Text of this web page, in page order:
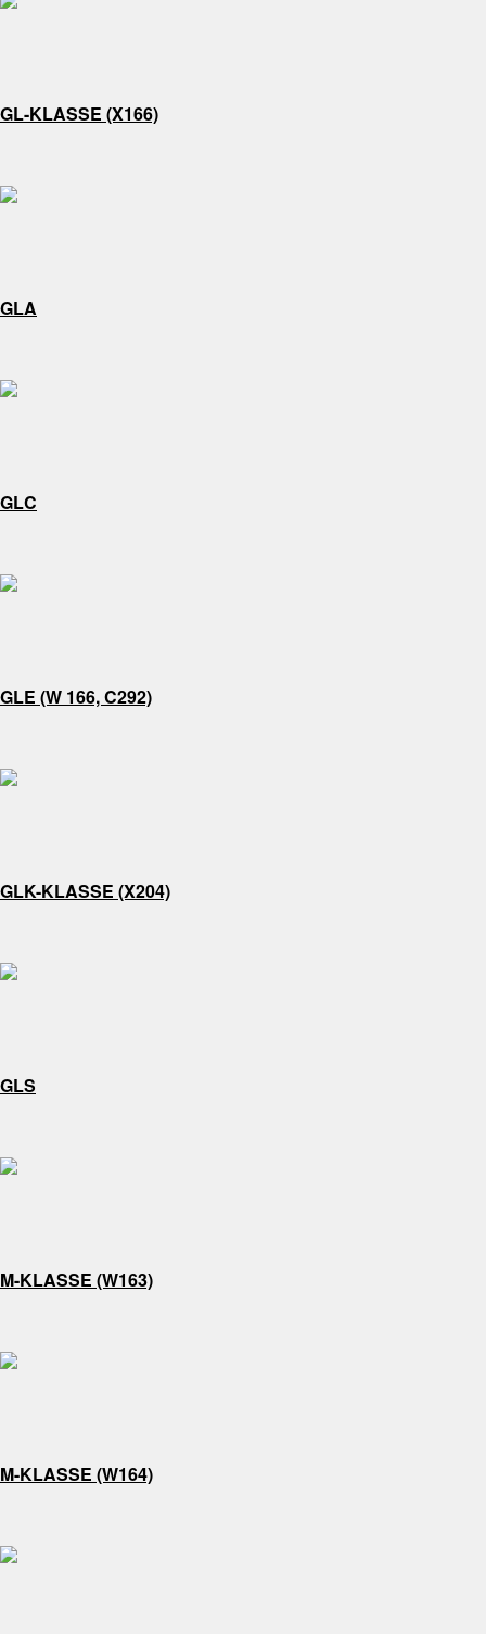
GL-KLASSE (X166)
GLA
GLC
GLE (W 166, C292)
GLK-KLASSE (X204)
GLS
M-KLASSE (W163)
M-KLASSE (W164)